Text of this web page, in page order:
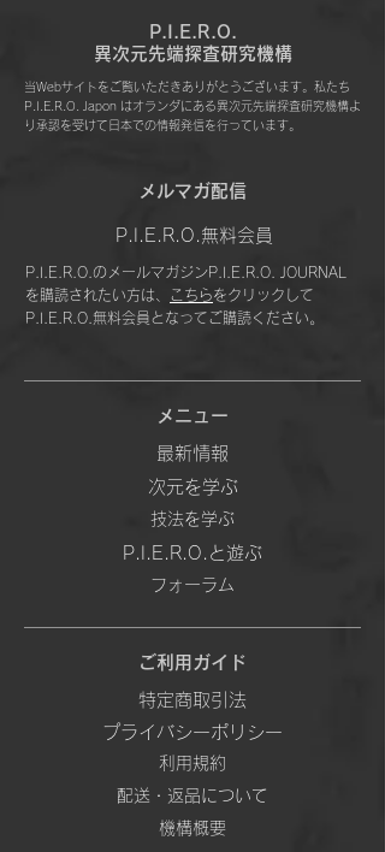
P.I.E.R.O.
​異次元先端探査研究機構
当Webサイトをご覧いただきありがとうございます。私たち
P.I.E.R.O. Japon はオランダにある異次元先端探査研究機構よ
り承認を受けて日本での情報発信を行っています。
​メルマガ配信
P.I.E.R.O.無料会員
P.I.E.R.O.のメールマガジンP.I.E.R.O. JOURNAL
を購読されたい方は、 こちらをクリックして
P.I.E.R.O.無料会員となってご購読ください。
メニュー
最新情報
次元を学ぶ
技法を学ぶ
P.I.E.R.O.と遊ぶ
フォーラム
ご利用ガイド
特定商取引法
プライバシーポリシー
利用規約
配送・返品について
機構概要